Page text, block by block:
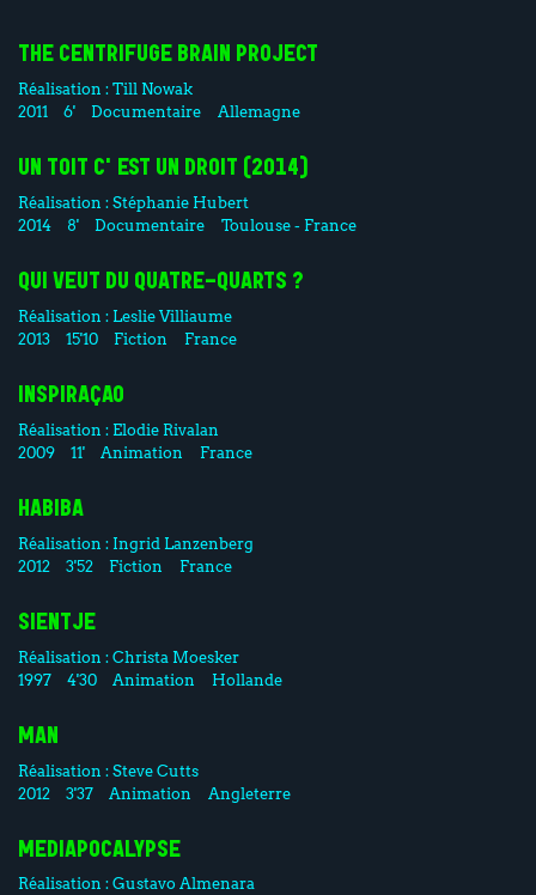
THE CENTRIFUGE BRAIN PROJECT
Réalisation :Till Nowak
2011
6' Documentaire Allemagne
UN TOIT C'EST UN DROIT (2014)
Réalisation :Stéphanie Hubert
2014
8' Documentaire Toulouse - France
QUI VEUT DU QUATRE-QUARTS ?
Réalisation : Leslie Villiaume
2013
15'10 Fiction France
INSPIRAÇAO
Réalisation : Elodie Rivalan
2009
11' Animation France
HABIBA
Réalisation : Ingrid Lanzenberg
2012
3'52 Fiction France
SIENTJE
Réalisation :Christa Moesker
1997
4'30 Animation Hollande
MAN
Réalisation :Steve Cutts
2012
3'37 Animation Angleterre
MEDIAPOCALYPSE
Réalisation :Gustavo Almenara